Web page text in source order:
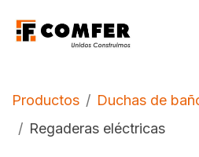
Productos
Duchas de
Regaderas eléctricas